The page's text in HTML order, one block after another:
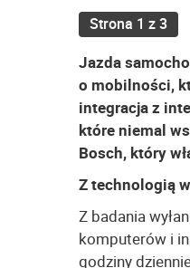
Strona 1 z 3
Jazda
o mobilności,
integracja z
które niemal
Bosch, który
Z technologią
Z badania
komputerów i
godziny